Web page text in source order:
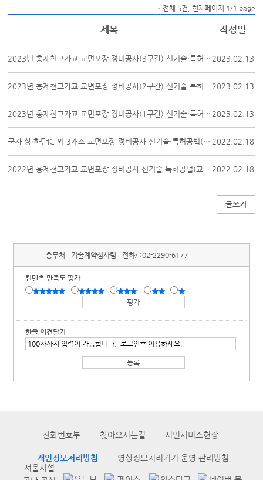
* 전체 5건, 현재페이지 1/1 page
제목 작성일
2023년 홍제천고가교 교면포장 정비공사(3구간) 신기술·특허공법(교면방수) 선정 ... 2023.02.13
2023년 홍제천고가교 교면포장 정비공사(2구간) 신기술·특허공법(교면방수) 선정 ... 2023.02.13
2023년 홍제천고가교 교면포장 정비공사(1구간) 신기술·특허공법(교면방수) 선정 ... 2023.02.13
군자 상·하단IC 외 3개소 교면포장 정비공사 신기술·특허공법(교면방수) 선정 1... 2022.02.18
2022년 홍제천고가교 교면포장 정비공사 신기술·특허공법(교면방수) 선정 1차 평... 2022.02.18
글쓰기
총무처 기술계약심사팀 전화/ :02-2290-6177
컨텐츠 만족도 평가
한줄 의견달기
전화번호부 찾아오시는길 시민서비스헌장
개인정보처리방침
영상정보처리기기 운영·관리방침
서울시설